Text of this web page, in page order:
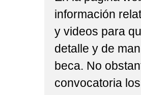
información
y videos para
detalle y de
beca. No
convocatoria